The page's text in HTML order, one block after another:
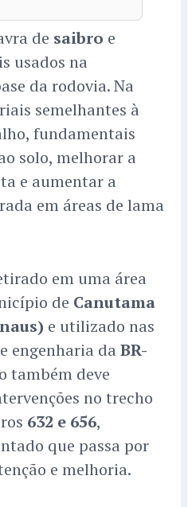
de saibro e
usados na
da rodovia. Na
semelhantes à
fundamentais
solo, melhorar a
e aumentar a
em áreas de lama
em uma área
de Canutama
e utilizado nas
engenharia da BR-
também deve
no trecho
632 e 656,
que passa por
e melhoria.